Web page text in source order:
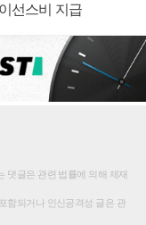
선스비 지급
댓글은 관련 법률에 의해 제재
함되거나 인신공격성 글은 관